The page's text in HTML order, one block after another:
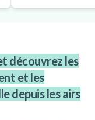
découvrez les
et les
depuis les airs